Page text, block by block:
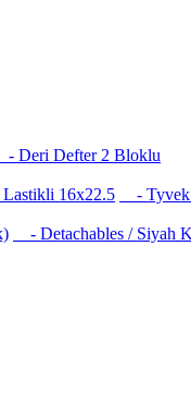
- Deri Defter 2 Bloklu
16x22.5
- Tyvek
- Detachables / Siyah